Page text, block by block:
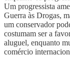
Um progressista
Guerra às Drogas,
um conservador
costumam ser a
aluguel, enquanto
comércio